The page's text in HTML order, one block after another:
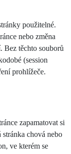
použitelné.
nebo změna
Bez těchto souborů
(session
prohlížeče.
zapamatovat si
chová nebo
ve kterém se